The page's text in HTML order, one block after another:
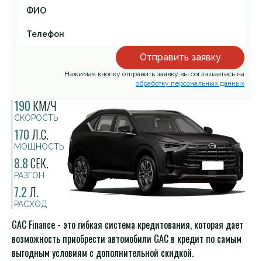
Отправить заявку
Нажимая кнопку отправить заявку вы соглашаетесь на
обработку персональных данных
190 КМ/Ч
СКОРОСТЬ
170Л.С.
МОЩНОСТЬ
8.8СЕК.
РАЗГОН
7.2Л.
РАСХОД
GAC Finance - это гибкая система кредитования, которая дает
возможность приобрести автомобили GAC в кредит по самым
выгодным условиям с дополнительной скидкой.